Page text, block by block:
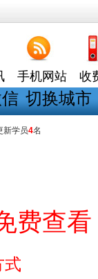
手机网站 收
切换城市
新学员4名
费查看
式